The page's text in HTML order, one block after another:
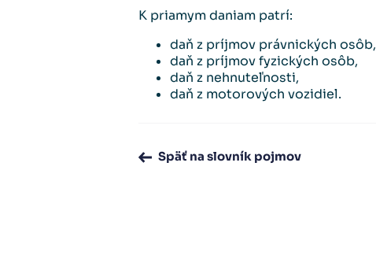
K priamym daniam patrí:
daň z príjmov právnických osôb,
daň z príjmov fyzických osôb,
daň z nehnuteľnosti,
daň z motorových vozidiel.
Späť na slovník pojmov